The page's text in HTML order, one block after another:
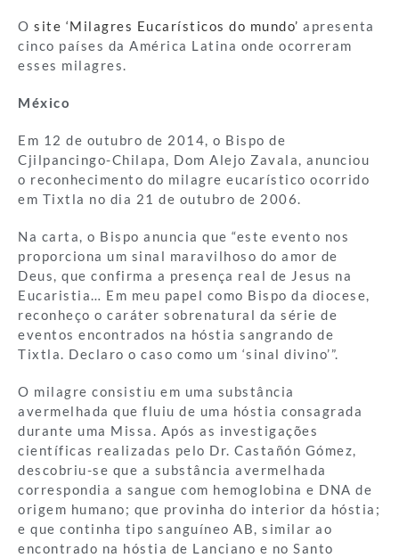
O site ‘Milagres Eucarísticos do mundo’ apresenta
cinco países da América Latina onde ocorreram
esses milagres.
México
Em 12 de outubro de 2014, o Bispo de
Cjilpancingo-Chilapa, Dom Alejo Zavala, anunciou
o reconhecimento do milagre eucarístico ocorrido
em Tixtla no dia 21 de outubro de 2006.
Na carta, o Bispo anuncia que “este evento nos
proporciona um sinal maravilhoso do amor de
Deus, que confirma a presença real de Jesus na
Eucaristia… Em meu papel como Bispo da diocese,
reconheço o caráter sobrenatural da série de
eventos encontrados na hóstia sangrando de
Tixtla. Declaro o caso como um ‘sinal divino’”.
O milagre consistiu em uma substância
avermelhada que fluiu de uma hóstia consagrada
durante uma Missa. Após as investigações
científicas realizadas pelo Dr. Castañón Gómez,
descobriu-se que a substância avermelhada
correspondia a sangue com hemoglobina e DNA de
origem humano; que provinha do interior da hóstia;
e que continha tipo sanguíneo AB, similar ao
encontrado na hóstia de Lanciano e no Santo